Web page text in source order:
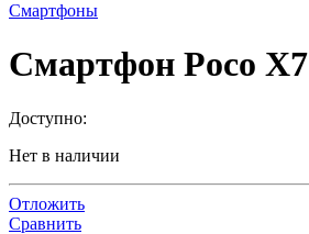
Смартфоны
Смартфон Poco X7
Доступно:
Нет в наличии
Отложить
Сравнить